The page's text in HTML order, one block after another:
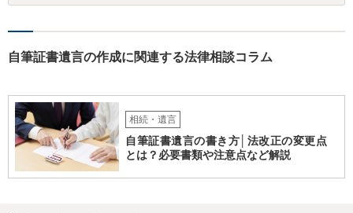
を持参のうえ個別に弁護士に相談されることをお勧めします。
自筆証書遺言の作成に関連する法律相談コラム
相続・遺言
自筆証書遺言の書き方│法改正の変更点
とは？必要書類や注意点など解説